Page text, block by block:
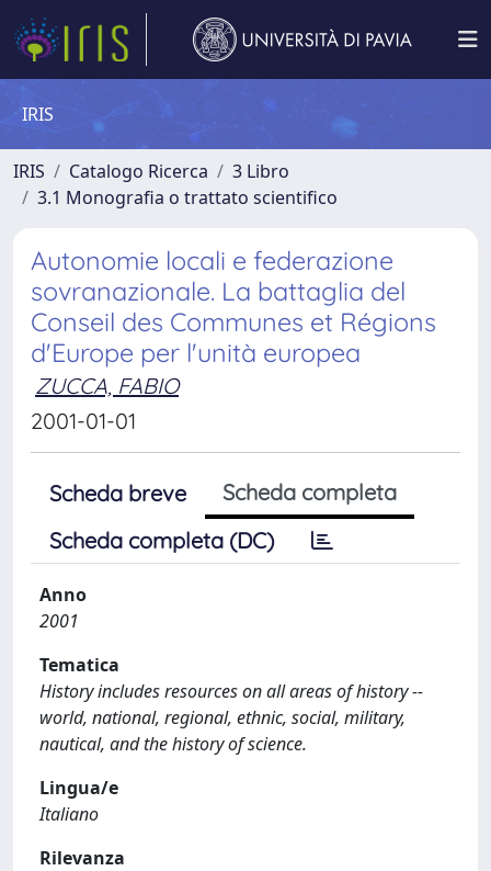
IRIS
IRIS Catalogo Ricerca
3 Libro
3.1 Monografia o trattato scientifico
Autonomie locali e federazione
sovranazionale. La battaglia del
Conseil des Communes et Régions
d'Europe per l'unità europea
ZUCCA, FABIO
2001-01-01
Scheda breve
Scheda completa
Scheda completa (DC)
Anno
2001
Tematica
History includes resources on all areas of history --
world, national, regional, ethnic, social, military,
nautical, and the history of science.
Lingua/e
Italiano
Rilevanza